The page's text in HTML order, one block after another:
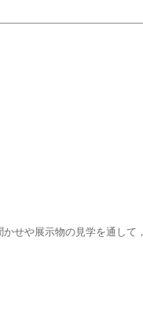
せや展示物の見学を通して